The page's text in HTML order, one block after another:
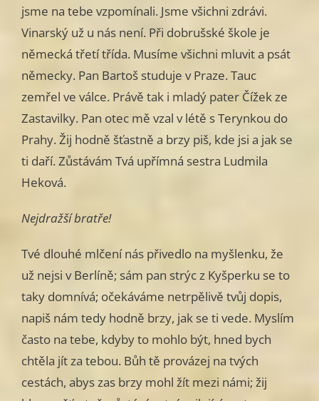
jsme na tebe vzpomínali. Jsme všichni zdrávi.
Vinarský už u nás není. Při dobrušské škole je
německá třetí třída. Musíme všichni mluvit a psát
německy. Pan Bartoš studuje v Praze. Tauc
zemřel ve válce. Právě tak i mladý pater Čížek ze
Zastavilky. Pan otec mě vzal v létě s Terynkou do
Prahy. Žij hodně šťastně a brzy piš, kde jsi a jak se
ti daří. Zůstávám Tvá upřímná sestra Ludmila
Heková.
Nejdražší bratře!
Tvé dlouhé mlčení nás přivedlo na myšlenku, že
už nejsi v Berlíně; sám pan strýc z Kyšperku se to
taky domnívá; očekáváme netrpělivě tvůj dopis,
napiš nám tedy hodně brzy, jak se ti vede. Myslím
často na tebe, kdyby to mohlo být, hned bych
chtěla jít za tebou. Bůh tě provázej na tvých
cestách, abys zas brzy mohl žít mezi námi; žij